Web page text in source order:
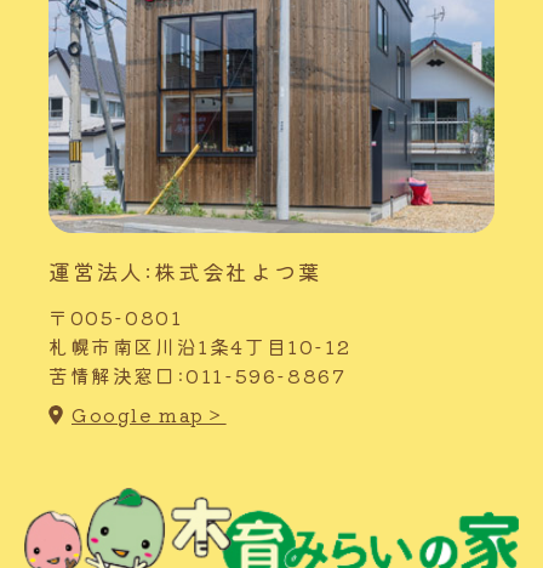
運営法人:株式会社よつ葉
〒005-0801
札幌市南区川沿1条4丁目10-12
苦情解決窓口:011-596-8867
Google map＞